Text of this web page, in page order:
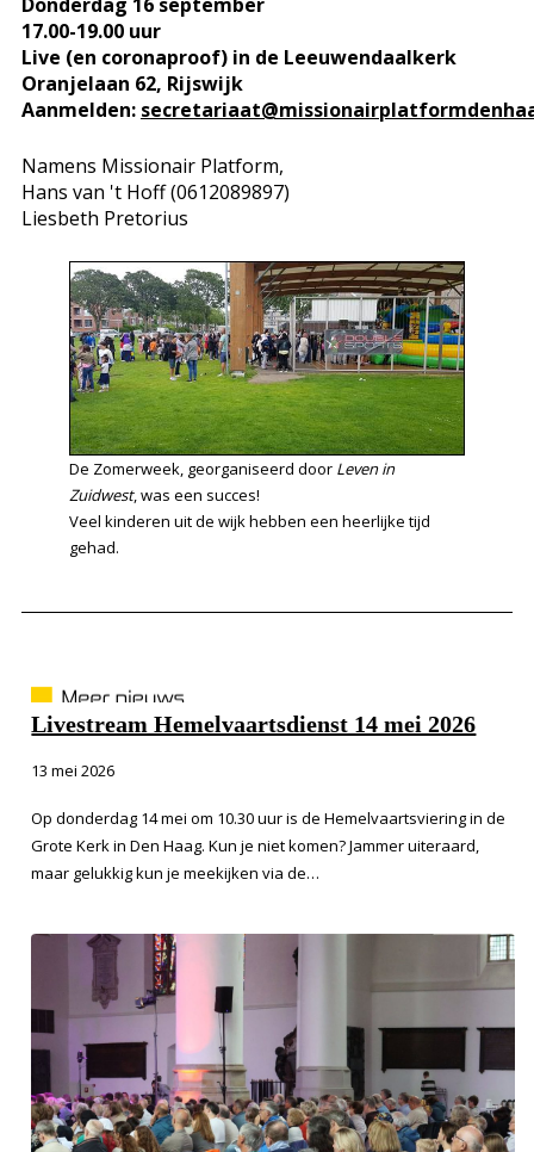
17.00-19.00 uur
Live (en coronaproof) in de Leeuwendaalkerk
Oranjelaan 62, Rijswijk
Aanmelden:
Namens Missionair Platform,
Hans van 't Hoff (0612089897)
Liesbeth Pretorius
De Zomerweek, georganiseerd door Leven in
Zuidwest, was een succes!
Veel kinderen uit de wijk hebben een heerlijke tijd
gehad.
Livestream Hemelvaartsdienst 14 mei 2026
13 mei 2026
Op donderdag 14 mei om 10.30 uur is de Hemelvaartsviering in de
Grote Kerk in Den Haag. Kun je niet komen? Jammer uiteraard,
maar gelukkig kun je meekijken via de…